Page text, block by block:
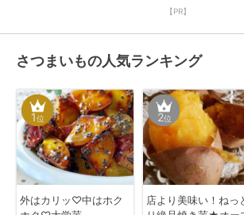
【PR】
さつまいもの人気ランキング
1位
外はカリッ♡中はホク
2位
店より美味い！ねっ